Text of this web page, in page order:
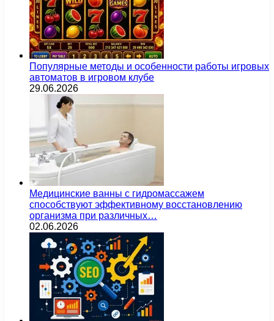
Популярные методы и особенности работы игровых
автоматов в игровом клубе
29.06.2026
Медицинские ванны с гидромассажем
способствуют эффективному восстановлению
организма при различных…
02.06.2026